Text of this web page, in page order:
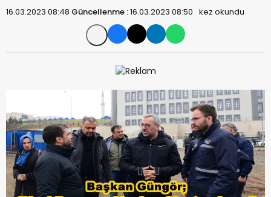
16.03.2023 08:48 Güncellenme :16.03.2023 08:50 kez okundu